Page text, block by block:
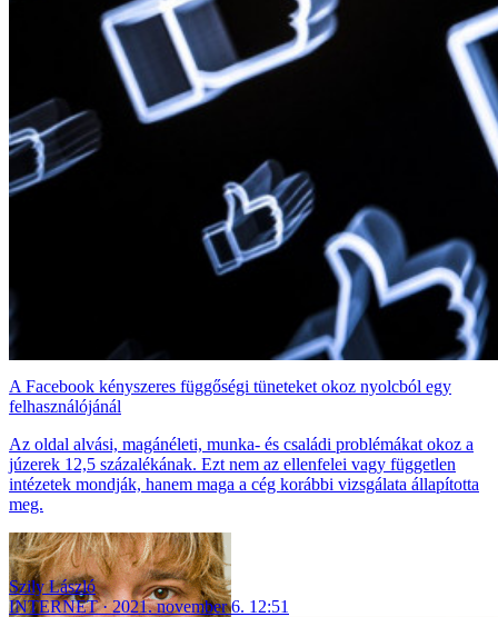
A Facebook kényszeres függőségi tüneteket okoz nyolcból egy
felhasználójánál
Az oldal alvási, magánéleti, munka- és családi problémákat okoz a
júzerek 12,5 százalékának. Ezt nem az ellenfelei vagy független
intézetek mondják, hanem maga a cég korábbi vizsgálata állapította
meg.
Szily László
INTERNET
2021. november 6. 12:51